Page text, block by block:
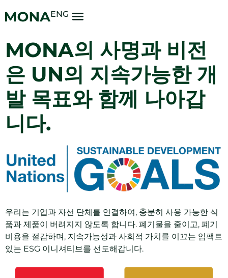
ENG
MONA의 사명과 비전
은 UN의 지속가능한 개
발 목표와 함께 나아갑
니다.
우리는 기업과 자선 단체를 연결하여, 충분히 사용 가능한 식
품과 제품이 버려지지 않도록 합니다. 폐기물을 줄이고, 폐기
비용을 절감하며, 지속가능성과 사회적 가치를 이끄는 임팩트
있는 ESG 이니셔티브를 선도해갑니다.